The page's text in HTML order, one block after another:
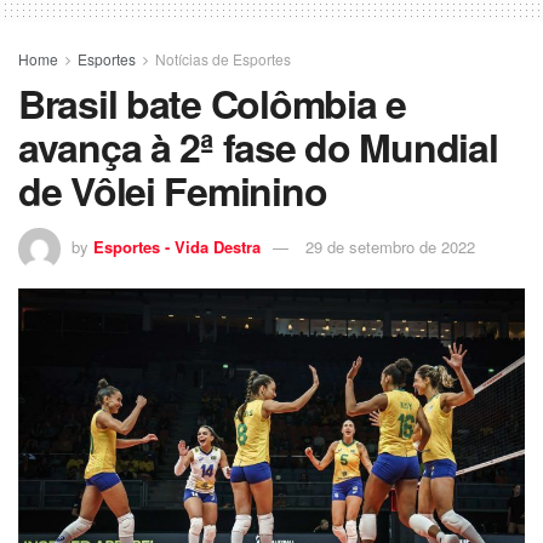
Home Esportes Notícias de Esportes
Brasil bate Colômbia e
avança à 2ª fase do Mundial
de Vôlei Feminino
by Esportes - Vida Destra 29 de setembro de 2022